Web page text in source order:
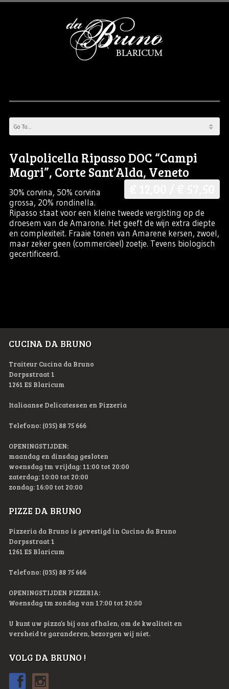
Valpolicella Ripasso DOC “Campi
Magri”, Corte Sant’Alda, Veneto
30% corvina, 50% corvina
grossa, 20% rondinella.
Ripasso staat voor een kleine tweede vergisting op de
droesem van de Amarone. Het geeft de wijn extra diepte
en complexiteit. Fraaie tonen van Amarene kersen, zwoel,
maar zeker geen (commercieel) zoetje. Tevens biologisch
gecertificeerd.
CUCINA DA BRUNO
Traiteur Cucina da Bruno
Dorpsstraat 1
1261 ES Blaricum
Italiaanse Delicatessen en Pizzeria
Telefono: (035) 88 75 666
OPENINGSTIJDEN:
maandag en dinsdag gesloten
woensdag tm vrijdag: 11:00 tot 20:00
zaterdag: 10:00 tot 20:00
zondag: 16:00 tot 20:00
PIZZE DA BRUNO
Pizzeria da Bruno is gevestigd in Cucina da Bruno
Dorpsstraat 1
1261 ES Blaricum
Telefono: (035) 88 75 666
OPENINGSTIJDEN PIZZERIA:
Woensdag tm zondag van 17:00 tot 20:00
U kunt uw pizza’s bij ons afhalen, om de kwaliteit en
versheid te garanderen, bezorgen wij niet.
VOLG DA BRUNO !